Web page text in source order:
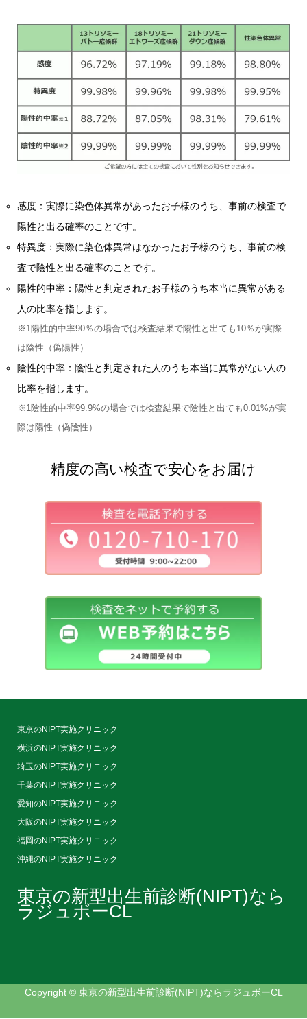
感度：実際に染色体異常があったお子様のうち、事前の検査で
陽性と出る確率のことです。
特異度：実際に染色体異常はなかったお子様のうち、事前の検
査で陰性と出る確率のことです。
陽性的中率：陽性と判定されたお子様のうち本当に異常がある
人の比率を指します。
※1陽性的中率90％の場合では検査結果で陽性と出ても10％が実際
は陰性（偽陽性）
陰性的中率：陰性と判定された人のうち本当に異常がない人の
比率を指します。
※1陰性的中率99.9%の場合では検査結果で陰性と出ても0.01%が実
際は陽性（偽陰性）
精度の高い検査で安心をお届け
東京のNIPT実施クリニック
横浜のNIPT実施クリニック
埼玉のNIPT実施クリニック
千葉のNIPT実施クリニック
愛知のNIPT実施クリニック
大阪のNIPT実施クリニック
福岡のNIPT実施クリニック
沖縄のNIPT実施クリニック
東京の新型出生前診断(NIPT)なら
ラジュボーCL
Copyright © 東京の新型出生前診断(NIPT)ならラジュボーCL